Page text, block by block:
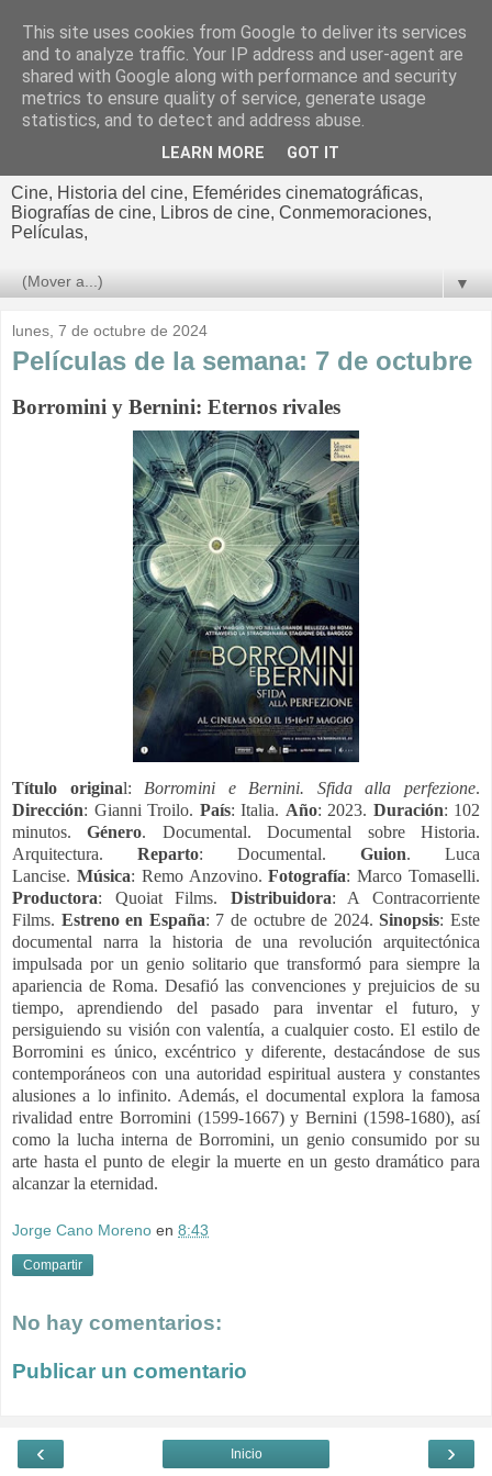
El cultural
cinematográfico de Jorge
Cine, Historia del cine, Efemérides cinematográficas,
Biografías de cine, Libros de cine, Conmemoraciones,
Películas,
▼
lunes, 7 de octubre de 2024
Películas de la semana: 7 de octubre
Borromini y Bernini: Eternos rivales
Título original: Borromini e Bernini. Sfida alla perfezione.
Dirección: Gianni Troilo. País: Italia. Año: 2023. Duración: 102
minutos.Género. Documental. Documental sobre Historia.
Arquitectura. Reparto: Documental. Guion. Luca
Lancise. Música: Remo Anzovino.Fotografía:Marco Tomaselli.
Productora: Quoiat Films. Distribuidora: A Contracorriente
Films. Estreno en España: 7 de octubre de 2024.Sinopsis:Este
documental narra la historia de una revolución arquitectónica
impulsada por un genio solitario que transformó para siempre la
apariencia de Roma. Desafió las convenciones y prejuicios de su
tiempo, aprendiendo del pasado para inventar el futuro, y
persiguiendo su visión con valentía, a cualquier costo. El estilo de
Borromini es único, excéntrico y diferente, destacándose de sus
contemporáneos con una autoridad espiritual austera y constantes
alusiones a lo infinito. Además, el documental explora la famosa
rivalidad entre Borromini (1599-1667) y Bernini (1598-1680), así
como la lucha interna de Borromini, un genio consumido por su
arte hasta el punto de elegir la muerte en un gesto dramático para
alcanzar la eternidad.
Jorge Cano Moreno en 8:43
Compartir
No hay comentarios:
Publicar un comentario
‹ ›
Inicio
This site uses cookies from Google to deliver its services
and to analyze traffic. Your IP address and user-agent are
shared with Google along with performance and security
metrics to ensure quality of service, generate usage
statistics, and to detect and address abuse.
LEARN MORE GOT IT